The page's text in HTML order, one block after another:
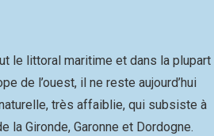
le littoral maritime et dans la plupart
de l’ouest, il ne reste aujourd’hui
très affaiblie, qui subsiste à
la Gironde, Garonne et Dordogne.